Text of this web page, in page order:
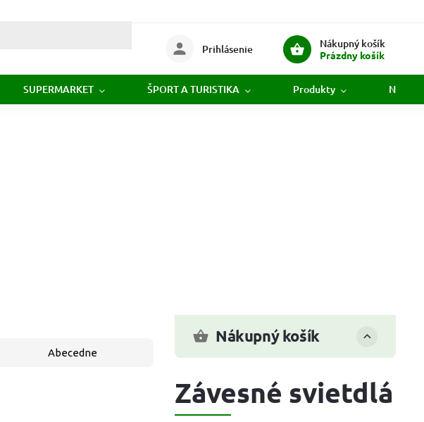
Nákupný košík
Prázdny košík
Prihlásenie
SUPERMARKET ŠPORT A TURISTIKA Produkty
Nákupný košík
Závesné svietdlá
Abecedne